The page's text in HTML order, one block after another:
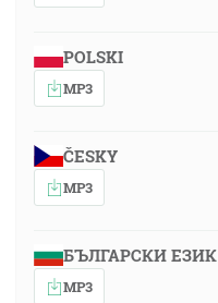
POLSKI
MP3
ČESKY
MP3
БЪЛГАРСКИ ЕЗИК
MP3